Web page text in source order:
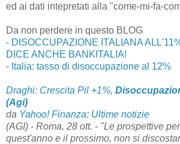
ed ai dati intepretati alla "come-mi-fa-
Da non perdere in questo BLOG
- DISOCCUPAZIONE ITALIANA
DICE ANCHE BANKITALIA!
- Italia: tasso di disoccupazione al 12%
Draghi: Crescita Pil +1%,
(Agi)
da Yahoo! Finanza: Ultime notizie
(AGI) - Roma, 28 ott. - "Le prospettive
quest'anno e il prossimo, non si